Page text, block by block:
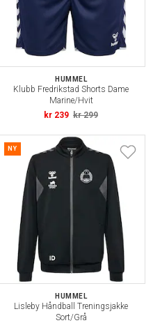
HUMMEL
Klubb Fredrikstad Shorts Dame
Marine/Hvit
kr 239 kr 299
NY
HUMMEL
Lisleby Håndball Treningsjakke
Sort/Grå